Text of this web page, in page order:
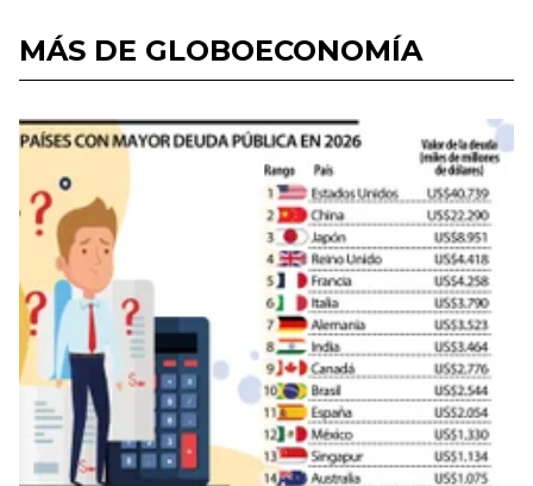
MÁS DE GLOBOECONOMÍA